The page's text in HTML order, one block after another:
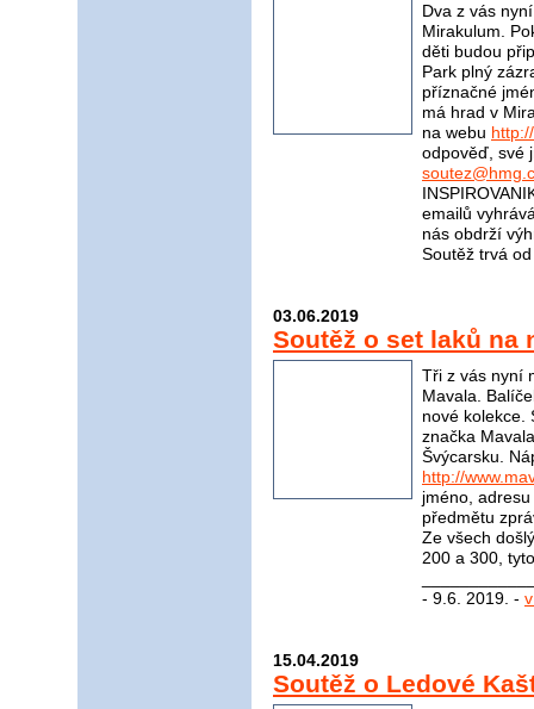
Dva z vás
Mirakulum.
děti budou
Park plný
příznačné
má hrad v
na webu
odpověď, své
emailů
nás obdrží
Soutěž trvá
03.06.2019
Soutěž o set laků na
Tři z vás nyní
Mavala.
nové kolekce.
značka
Švýcarsku.
http://
jméno,
předmětu
Ze všech
200 a 300,
- 9.6. 2019. -
15.04.2019
Soutěž o Ledové